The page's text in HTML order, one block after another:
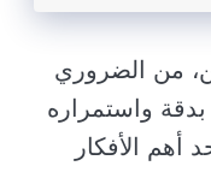
من الضروري
بدقة واستمراره
أهم الأفكار